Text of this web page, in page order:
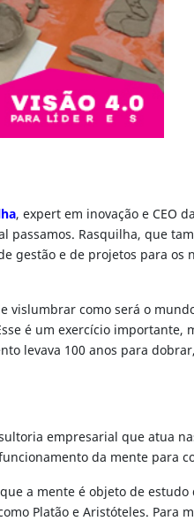
, expert em inovação e CEO
Rasquilha, que
e de projetos para
vislumbrar como será o
é um exercício
levava 100 anos para
empresarial que atua
da mente para
a mente é objeto de
Platão e Aristóteles.